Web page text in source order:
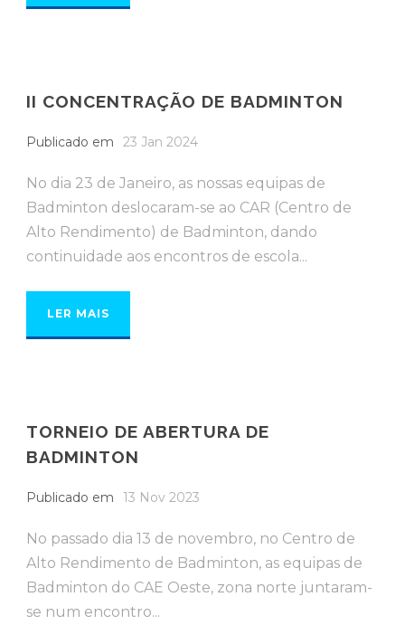
II CONCENTRAÇÃO DE BADMINTON
Publicado em 23 Jan 2024
No dia 23 de Janeiro, as nossas equipas de
Badminton deslocaram-se ao CAR (Centro de
Alto Rendimento) de Badminton, dando
continuidade aos encontros de escola...
LER MAIS
TORNEIO DE ABERTURA DE
BADMINTON
Publicado em 13 Nov 2023
No passado dia 13 de novembro, no Centro de
Alto Rendimento de Badminton, as equipas de
Badminton do CAE Oeste, zona norte juntaram-
se num encontro...